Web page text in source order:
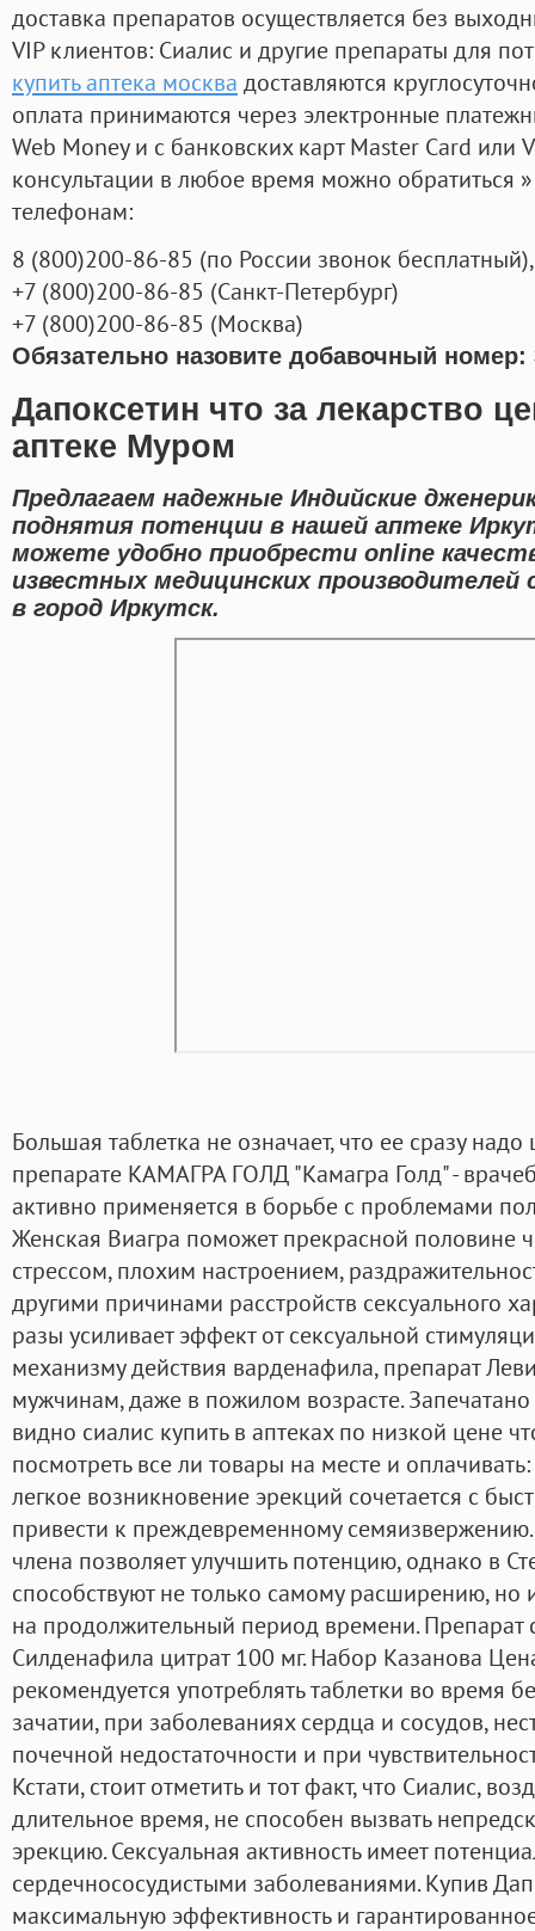
доставка препаратов осуществляется без
VIP клиентов: Сиалис и другие препараты для
купить аптека москва доставляются
оплата принимаются через электронные
Web Money и с банковских карт Master Card или
консультации в любое время можно обратиться
телефонам:
8 (800)200-86-85 (по России звонок бесплатный),
+7 (800)200-86-85 (Санкт-Петербург)
+7 (800)200-86-85 (Москва)
Обязательно назовите добавочный номер:
Дапоксетин что за лекарство
аптеке Муром
Предлагаем надежные Индийские
поднятия потенции в нашей аптеке
можете удобно приобрести online
известных медицинских производителей
в город Иркутск.
Большая таблетка не означает, что ее сразу
препарате КАМАГРА ГОЛД "Камагра Голд" -
активно применяется в борьбе с проблемами
Женская Виагра поможет прекрасной половине
стрессом, плохим настроением,
другими причинами расстройств сексуального
разы усиливает эффект от сексуальной
механизму действия варденафила, препарат
мужчинам, даже в пожилом возрасте.
видно сиалис купить в аптеках по низкой цене
посмотреть все ли товары на месте и
легкое возникновение эрекций сочетается с
привести к преждевременному
члена позволяет улучшить потенцию, однако в
способствуют не только самому расширению,
на продолжительный период времени. Препарат
Силденафила цитрат 100 мг. Набор Казанова
рекомендуется употреблять таблетки во время
зачатии, при заболеваниях сердца и сосудов,
почечной недостаточности и при
Кстати, стоит отметить и тот факт, что Сиалис,
длительное время, не способен вызвать
эрекцию. Сексуальная активность имеет
сердечнососудистыми заболеваниями. Купив
максимальную эффективность и